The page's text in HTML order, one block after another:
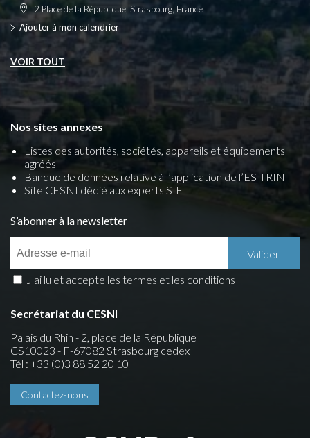
2 Place de la République, Strasbourg, France
Ajouter à mon calendrier
VOIR TOUT
Nos sites annexes
Listes des autorités, sociétés, appareils et équipements
agréés
Banque de données relative à l’application de l’ES-TRIN
Site CESNI dédié aux experts SIF
S’abonner à la newsletter
J'ai lu et accepte les termes et les conditions
Secrétariat du CESNI
Palais du Rhin - 2, place de la République
CS10023 - F-67082 Strasbourg cedex
Tél : +33 (0)3 88 52 20 10
Contactez-nous